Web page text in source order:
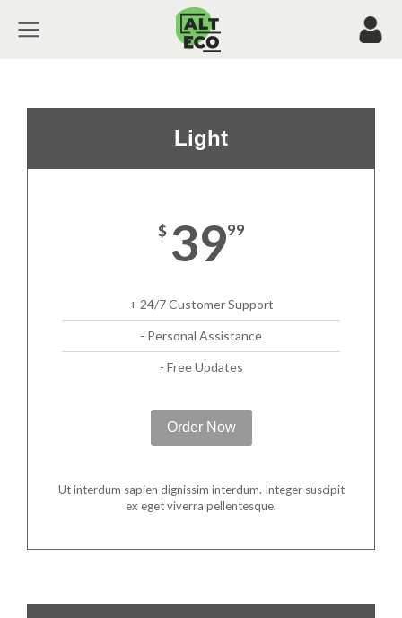
Light
$ 3999
+ 24/7 Customer Support
- Personal Assistance
- Free Updates
Order Now
Ut interdum sapien dignissim interdum. Integer suscipit
ex eget viverra pellentesque.